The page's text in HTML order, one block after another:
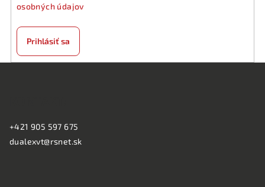
osobných údajov
Prihlásiť sa
+421 905 597 675
dualexvt@rsnet.sk